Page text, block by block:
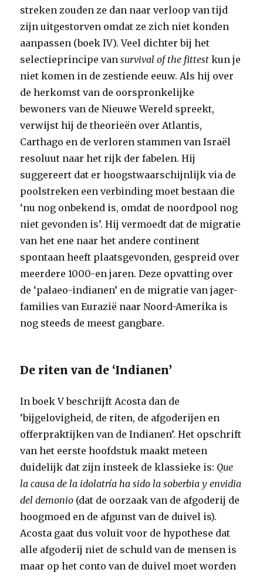
streken zouden ze dan naar verloop van tijd
zijn uitgestorven omdat ze zich niet konden
aanpassen (boek IV). Veel dichter bij het
selectieprincipe vansurvival of the fittest kun je
niet komen in de zestiende eeuw. Als hij over
de herkomst van de oorspronkelijke
bewoners van de Nieuwe Wereld spreekt,
verwijst hij de theorieën over Atlantis,
Carthago en de verloren stammen van Israël
resoluut naar het rijk der fabelen. Hij
suggereert dat er hoogstwaarschijnlijk via de
poolstreken een verbinding moet bestaan die
‘nu nog onbekend is, omdat de noordpool nog
niet gevonden is’. Hij vermoedt dat de migratie
van het ene naar het andere continent
spontaan heeft plaatsgevonden, gespreid over
meerdere 1000-en jaren. Deze opvatting over
de ‘palaeo-indianen’ en de migratie van jager-
families van Eurazië naar Noord-Amerika is
nog steeds de meest gangbare.
De riten van de ‘Indianen’
In boek V beschrijft Acosta dan de
‘bijgelovigheid, de riten, de afgoderijen en
offerpraktijken van de Indianen’. Het opschrift
van het eerste hoofdstuk maakt meteen
duidelijk dat zijn insteek de klassieke is: Que
la causa de la idolatría ha sido la soberbia y envidia
del demonio (dat de oorzaak van de afgoderij de
hoogmoed en de afgunst van de duivel is).
Acosta gaat dus voluit voor de hypothese dat
alle afgoderij niet de schuld van de mensen is
maar op het conto van de duivel moet worden